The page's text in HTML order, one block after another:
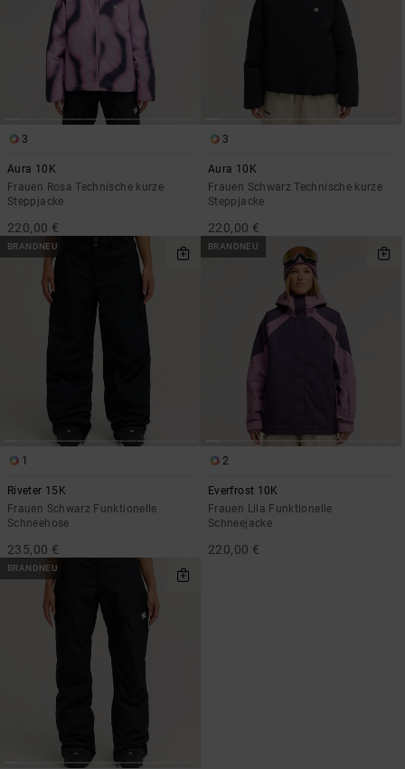
3
Aura 10K
Frauen Rosa Technische kurze
Steppjacke
220,00 €
3
Aura 10K
Frauen Schwarz Technische kurze
Steppjacke
220,00 €
BRANDNEU
1
Riveter 15K
Frauen Schwarz Funktionelle
Schneehose
235,00 €
BRANDNEU
2
Everfrost 10K
Frauen Lila Funktionelle
Schneejacke
220,00 €
BRANDNEU